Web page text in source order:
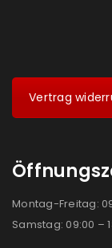
Vertrag
Montag-Freitag:
Samstag: 09:00 –